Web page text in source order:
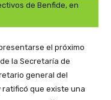
de Benfide, en
el próximo
la Secretaría de
general del
que existe una